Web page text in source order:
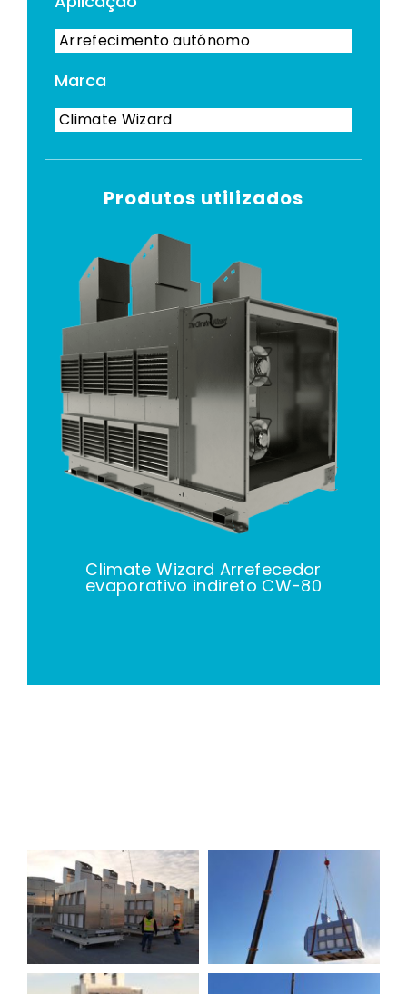
Arrefecimento autónomo
Marca
Climate Wizard
Produtos utilizados
Climate Wizard Arrefecedor
evaporativo indireto CW-80